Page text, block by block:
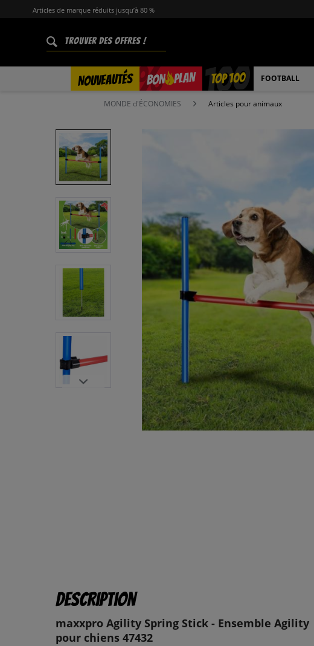
Articles de marque réduits jusqu’à 80 %
NOUVEAUTÉS BON PLAN
% TOP 100 FOOTBALL
MONDE d'ÉCONOMIES Articles pour animaux
Description
maxxpro Agility Spring Stick - Ensemble Agility
pour chiens 47432